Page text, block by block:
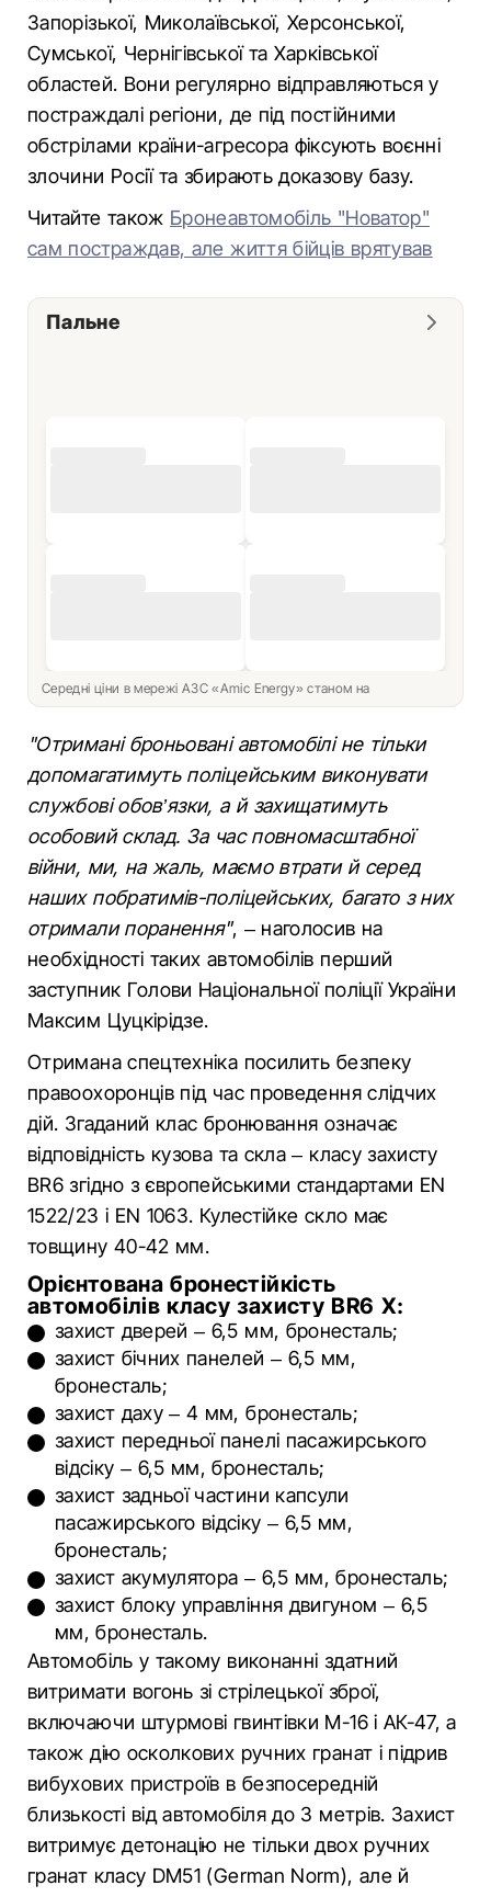
Запорізької, Миколаївської, Херсонської,
Сумської, Чернігівської та Харківської
областей. Вони регулярно відправляються у
постраждалі регіони, де під постійними
обстрілами країни-агресора фіксують воєнні
злочини Росії та збирають доказову базу.
Читайте також Бронеавтомобіль "Новатор"
сам постраждав, але життя бійців врятував
Пальне
Середні ціни в мережі АЗС «Amic Energy» станом на
"Отримані броньовані автомобілі не тільки
допомагатимуть поліцейським виконувати
службові обов’язки, а й захищатимуть
особовий склад. За час повномасштабної
війни, ми, на жаль, маємо втрати й серед
наших побратимів-поліцейських, багато з них
отримали поранення", – наголосив на
необхідності таких автомобілів перший
заступник Голови Національної поліції України
Максим Цуцкірідзе.
Отримана спецтехніка посилить безпеку
правоохоронців під час проведення слідчих
дій. Згаданий клас бронювання означає
відповідність кузова та скла – класу захисту
BR6 згідно з європейськими стандартами EN
1522/23 і EN 1063. Кулестійке скло має
товщину 40-42 мм.
Орієнтована бронестійкість
автомобілів класу захисту BR6 X:
захист дверей – 6,5 мм, бронесталь;
захист бічних панелей – 6,5 мм,
бронесталь;
захист даху – 4 мм, бронесталь;
захист передньої панелі пасажирського
відсіку – 6,5 мм, бронесталь;
захист задньої частини капсули
пасажирського відсіку – 6,5 мм,
бронесталь;
захист акумулятора – 6,5 мм, бронесталь;
захист блоку управління двигуном – 6,5
мм, бронесталь.
Автомобіль у такому виконанні здатний
витримати вогонь зі стрілецької зброї,
включаючи штурмові гвинтівки М-16 і АК-47, а
також дію осколкових ручних гранат і підрив
вибухових пристроїв в безпосередній
близькості від автомобіля до 3 метрів. Захист
витримує детонацію не тільки двох ручних
гранат класу DM51 (German Norm), але й